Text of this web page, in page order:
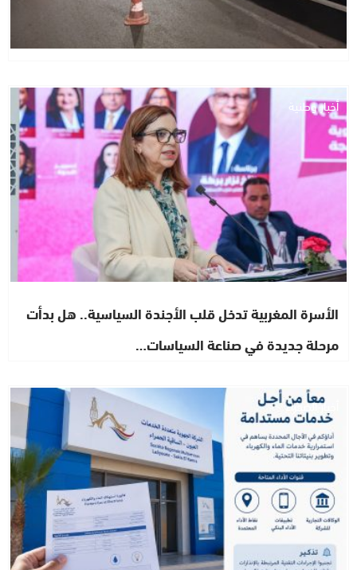
أخبار وطنية
الأسرة المغربية تدخل قلب الأجندة السياسية.. هل بدأت
مرحلة جديدة في صناعة السياسات…
أخبار الصحراء